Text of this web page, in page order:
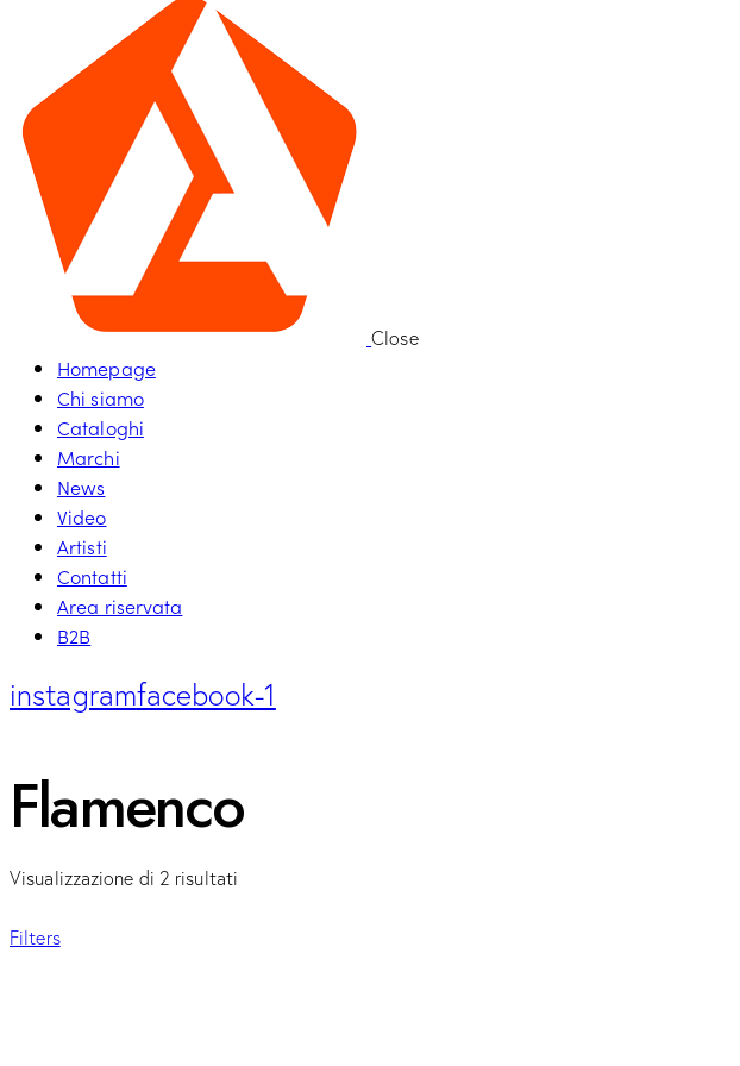
Close
Homepage
Chi siamo
Cataloghi
Marchi
News
Video
Artisti
Contatti
Area riservata
B2B
instagramfacebook-1
Flamenco
Visualizzazione di 2 risultati
Filters